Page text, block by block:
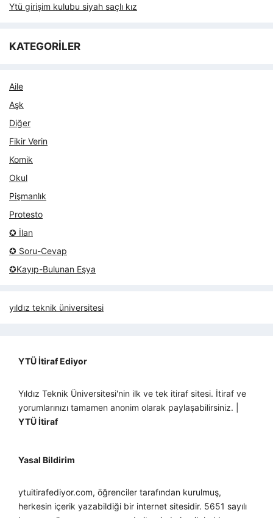
Ytü girişim kulubu siyah saçlı kız
KATEGORİLER
Aile
Aşk
Diğer
Fikir Verin
Komik
Okul
Pişmanlık
Protesto
✪ İlan
✪ Soru-Cevap
✪Kayıp-Bulunan Eşya
yıldız teknik üniversitesi
YTÜ İtiraf Ediyor
Yıldız Teknik Üniversitesi'nin ilk ve tek itiraf sitesi. İtiraf ve
yorumlarınızı tamamen anonim olarak paylaşabilirsiniz. |
YTÜ İtiraf
Yasal Bildirim
ytuitirafediyor.com, öğrenciler tarafından kurulmuş,
herkesin içerik yazabildiği bir internet sitesidir. 5651 sayılı